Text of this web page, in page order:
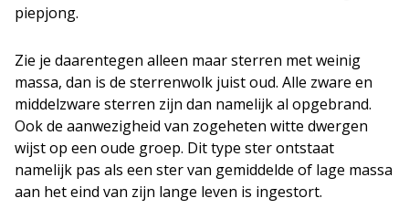
piepjong.
Zie je daarentegen alleen maar sterren met weinig
massa, dan is de sterrenwolk juist oud. Alle zware en
middelzware sterren zijn dan namelijk al opgebrand.
Ook de aanwezigheid van zogeheten witte dwergen
wijst op een oude groep. Dit type ster ontstaat
namelijk pas als een ster van gemiddelde of lage massa
aan het eind van zijn lange leven is ingestort.